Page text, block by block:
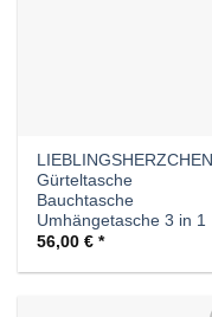
LIEBLINGSHERZCHEN
Gürteltasche
Bauchtasche
Umhängetasche 3 in 1
56,00€